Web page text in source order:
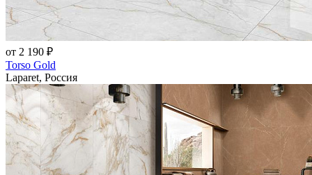
от 2 190 ₽
Torso Gold
Laparet, Россия